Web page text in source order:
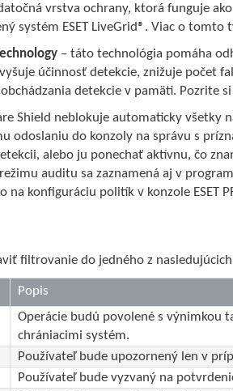
vrstva ochrany, ktorá funguje
systém ESET LiveGrid®. Viac o
– táto technológia pomáha
účinnosť detekcie, znižuje počet
detekcie v pamäti. Pozrite
Shield neblokuje automaticky všetky
odoslaniu do konzoly na správu s
alebo ju ponechať aktívnu, čo
auditu sa zaznamená aj v
konfiguráciu politík v konzole ESET
filtrovanie do jedného z
Popis
Operácie budú povolené s výnimkou
chrániacimi systém.
Používateľ bude upozornený len v
Používateľ bude vyzvaný na